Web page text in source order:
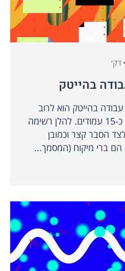
דק׳
בהייטק
2021 חוזה עבודה בהייטק הוא לרוב
מסמך באנגלית באורך כ-15 עמודים. להלן רשימה
הסבר קצר וכמובן
ברי מיקוח (המסמך...